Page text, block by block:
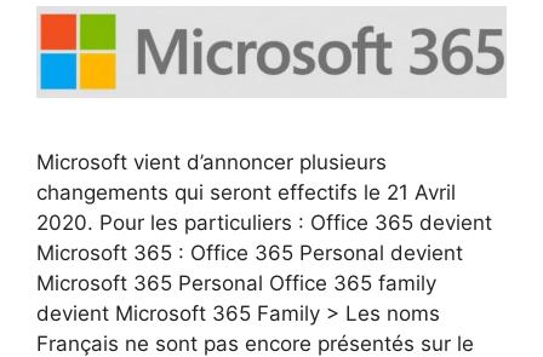
Microsoft vient d’annoncer plusieurs
changements qui seront effectifs le 21 Avril
2020. Pour les particuliers : Office 365 devient
Microsoft 365 : Office 365 Personal devient
Microsoft 365 Personal Office 365 family
devient Microsoft 365 Family > Les noms
Français ne sont pas encore présentés sur le